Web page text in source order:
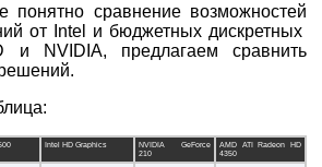
понятно сравнение возможностей
от Intel и бюджетных дискретных
и NVIDIA, предлагаем сравнить
Intel HD Graphics
NVIDIA GeForce
210
AMD ATI Radeon HD
4350